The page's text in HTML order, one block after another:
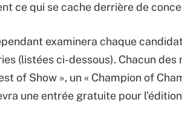
ce qui se cache derrière de
examinera chaque
(listées ci-dessous). Chacun
of Show », un « Champion of
une entrée gratuite pour